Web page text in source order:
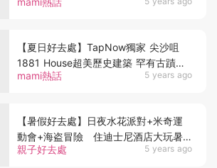
落水
mami熱話 5 years ago
【夏日好去處】TapNow獨家 尖沙咀
1881 House超美歷史建築 罕有古蹟住
宿體驗 歷史導賞團+威士忌體驗+野餐
親子好去處 5 years ago
【暑假好去處】日夜水花派對+米奇運
動會+海盗冒險 住迪士尼酒店大玩暑
假輕旅行